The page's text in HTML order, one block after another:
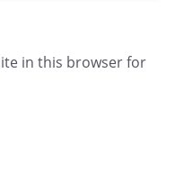
in this browser for